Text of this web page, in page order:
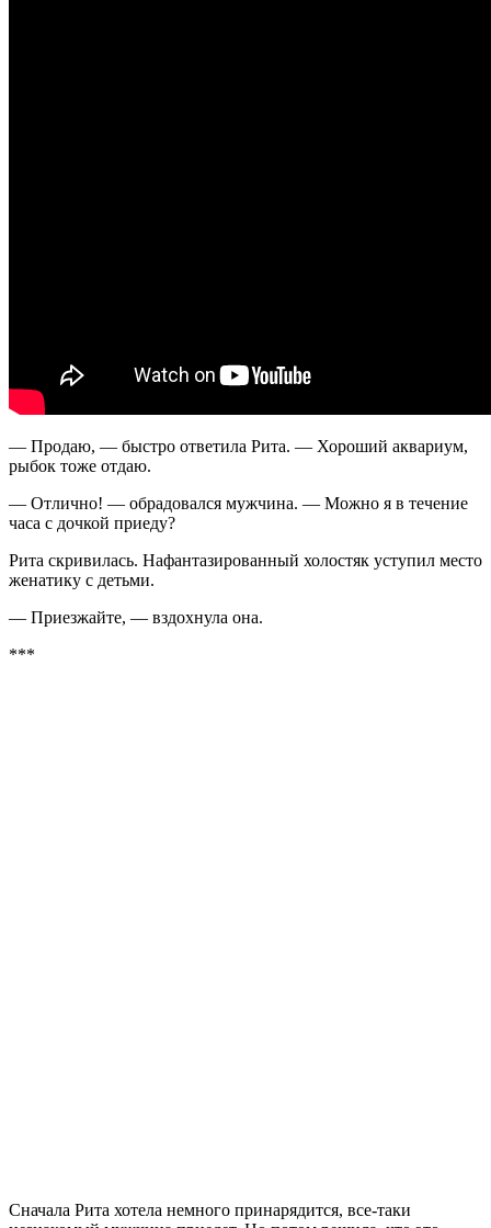
— Продаю, — быстро ответила Рита. — Хороший аквариум,
рыбок тоже отдаю.
— Отлично! — обрадовался мужчина. — Можно я в течение
часа с дочкой приеду?
Рита скривилась. Нафантазированный холостяк уступил место
женатику с детьми.
— Приезжайте, — вздохнула она.
***
Сначала Рита хотела немного принарядится, все-таки